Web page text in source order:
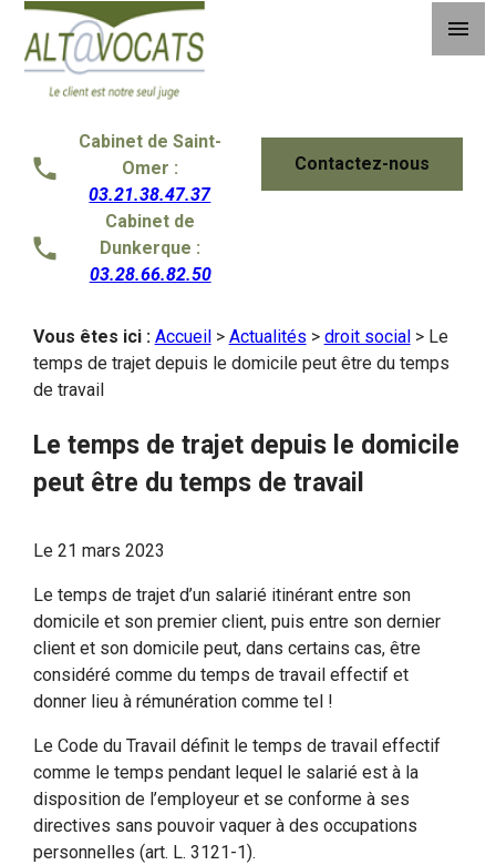
menu
Cabinet de Saint-
Omer :
03.21.38.47.37
Cabinet de
Dunkerque :
03.28.66.82.50
Contactez-nous
Vous êtes ici : Accueil> Actualités > droit social> Le
temps de trajet depuis le domicile peut être du temps
de travail
Le temps de trajet depuis le domicile
peut être du temps de travail
Le 21 mars 2023
Le temps de trajet d’un salarié itinérant entre son
domicile et son premier client, puis entre son dernier
client et son domicile peut, dans certains cas, être
considéré comme du temps de travail effectif et
donner lieu à rémunération comme tel !
Le Code du Travail définit le temps de travail effectif
comme le temps pendant lequel le salarié est à la
disposition de l’employeur et se conforme à ses
directives sans pouvoir vaquer à des occupations
personnelles (art. L. 3121-1).
Panneau de gestion des cookies